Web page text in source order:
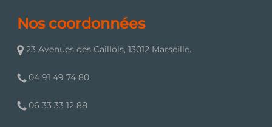
Nos coordonnées
23 Avenues des Caillols, 13012 Marseille.
04 91 49 74 80
06 33 33 12 88